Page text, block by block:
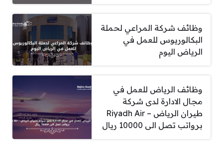
وظائف شركة المراعي لحملة
البكالوريوس للعمل في
الرياض اليوم
وظائف الرياض للعمل في
مجال الادارة لدى شركة
طيران الرياض – Riyadh Air
برواتب تصل الى 10000 ريال